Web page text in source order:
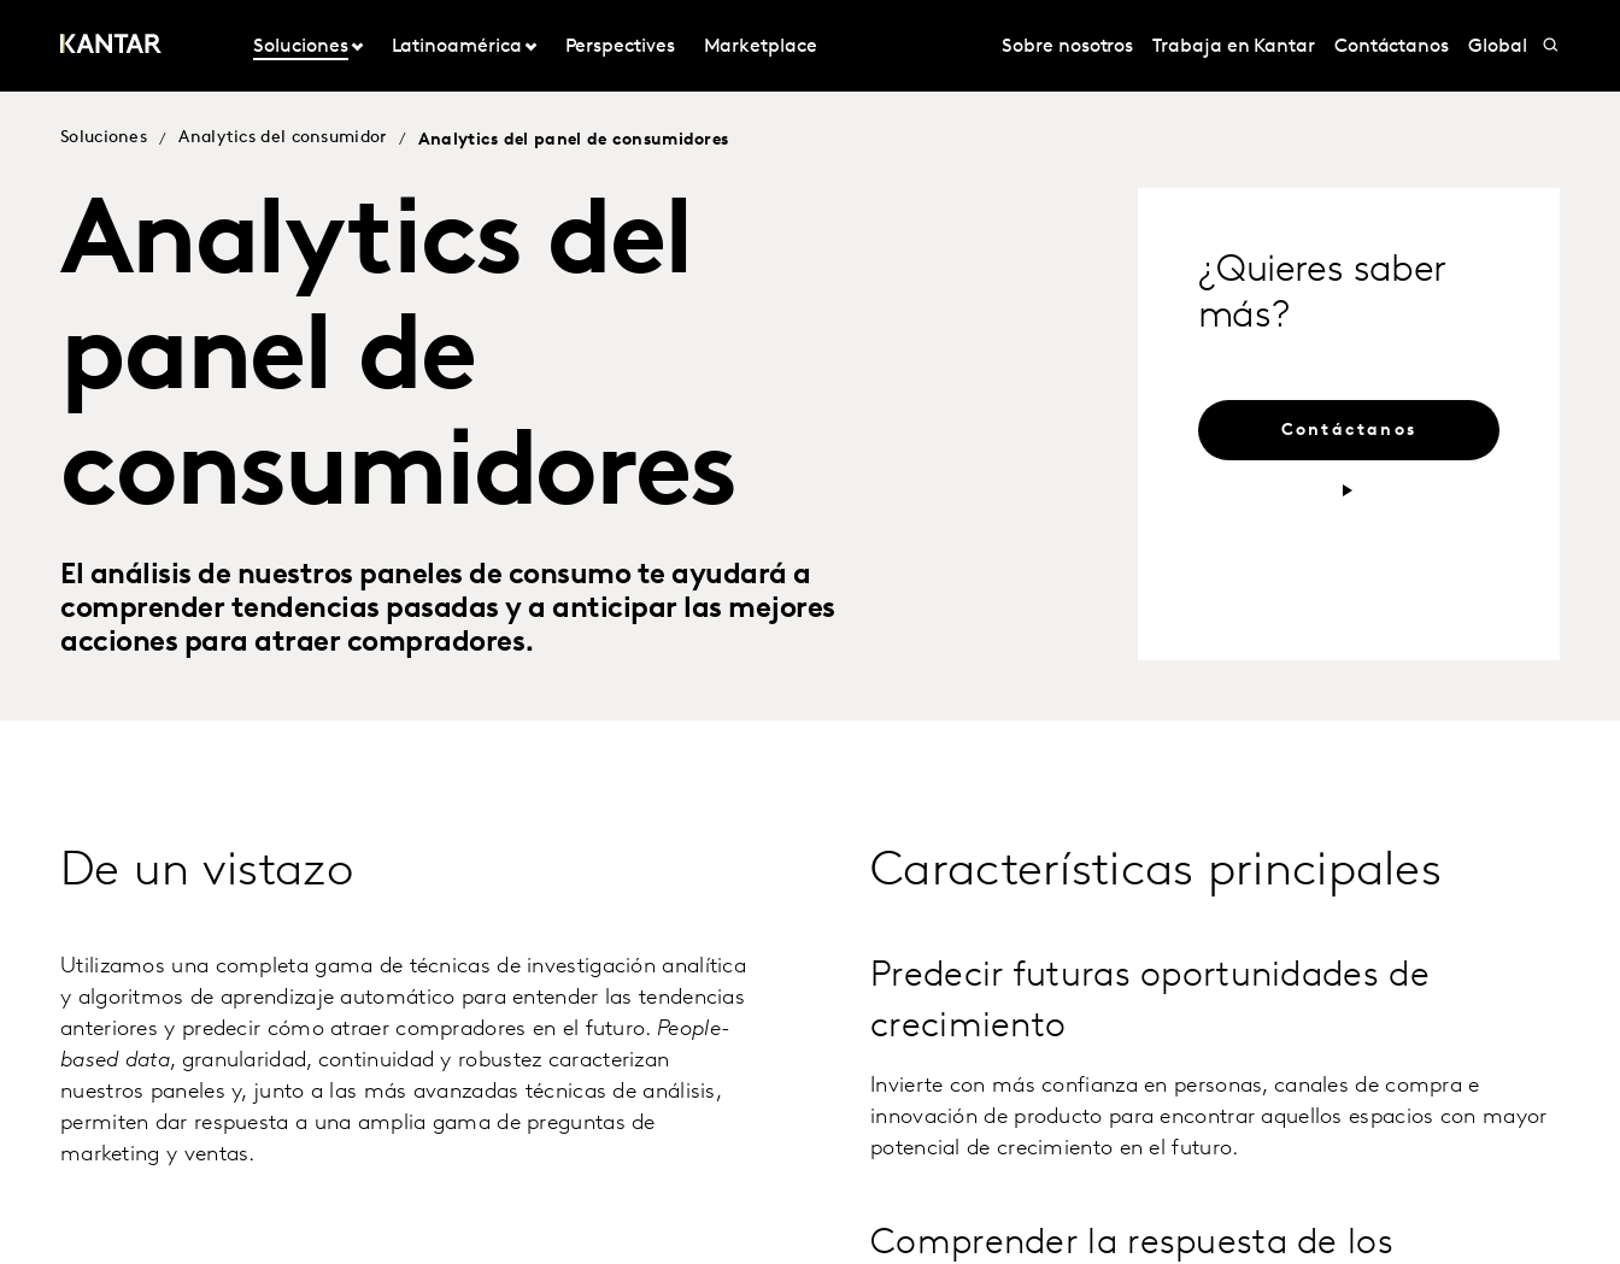
Soluciones Latinoamérica Perspectives Marketplace Sobre nosotros Trabaja en Kantar Contáctanos Global
Soluciones / Analytics del consumidor / Analytics del panel de consumidores
Analytics del
panel de
consumidores
El análisis de nuestros paneles de consumo te ayudará a
comprender tendencias pasadas y a anticipar las mejores
acciones para atraer compradores.
¿Quieres saber
más?
Contáctanos
De un vistazo
Utilizamos una completa gama de técnicas de investigación analítica
y algoritmos de aprendizaje automático para entender las tendencias
anteriores y predecir cómo atraer compradores en el futuro. People-
based data, granularidad, continuidad y robustez caracterizan
nuestros paneles y, junto a las más avanzadas técnicas de análisis,
permiten dar respuesta a una amplia gama de preguntas de
marketing y ventas.
Características principales
Predecir futuras oportunidades de
crecimiento
Invierte con más confianza en personas, canales de compra e
innovación de producto para encontrar aquellos espacios con mayor
potencial de crecimiento en el futuro.
Comprender la respuesta de los